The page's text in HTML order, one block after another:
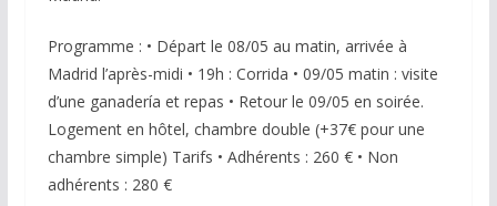
Programme : • Départ le 08/05 au matin, arrivée à
Madrid l’après-midi • 19h : Corrida • 09/05 matin : visite
d’une ganadería et repas • Retour le 09/05 en soirée.
Logement en hôtel, chambre double (+37€ pour une
chambre simple) Tarifs • Adhérents : 260 € • Non
adhérents : 280 €